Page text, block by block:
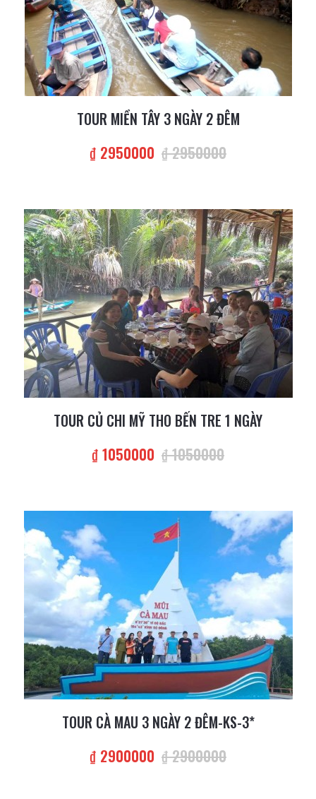
TOUR MIỀN TÂY 3 NGÀY 2 ĐÊM
₫ 2950000 ₫ 2950000
TOUR CỦ CHI MỸ THO BẾN TRE 1 NGÀY
₫ 1050000 ₫ 1050000
TOUR CÀ MAU 3 NGÀY 2 ĐÊM-KS-3*
₫ 2900000 ₫ 2900000